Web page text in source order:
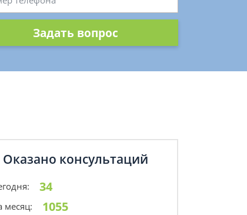
Задать вопрос
Оказано консультаций
34
месяц: 1055